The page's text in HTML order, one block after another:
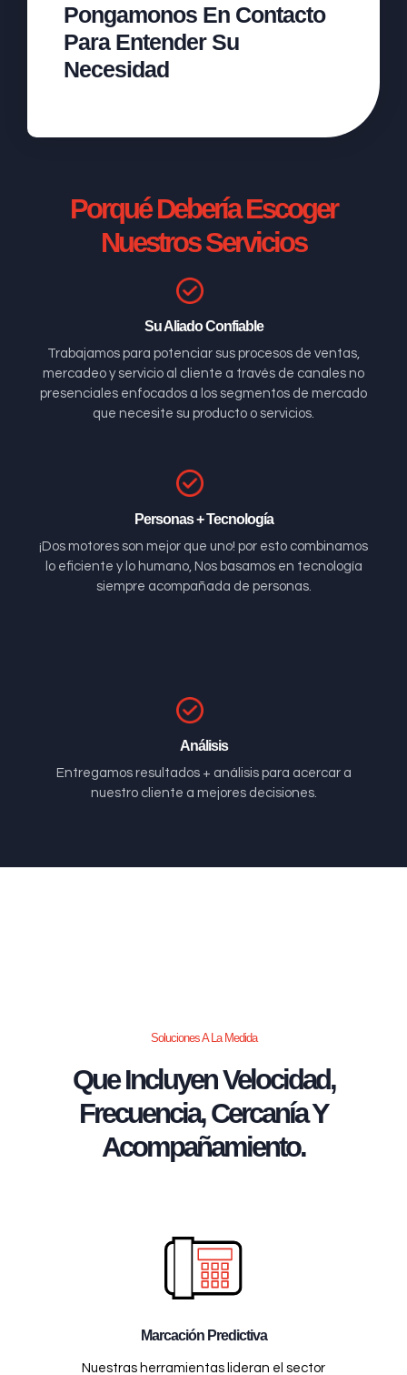
Pongamonos En Contacto
Para Entender Su
Necesidad
Porqué Debería Escoger
Nuestros Servicios
Su Aliado Confiable
Trabajamos para potenciar sus procesos de ventas,
mercadeo y servicio al cliente a través de canales no
presenciales enfocados a los segmentos de mercado
que necesite su producto o servicios.
Personas + Tecnología
¡Dos motores son mejor que uno! por esto combinamos
lo eficiente y lo humano, Nos basamos en tecnología
siempre acompañada de personas.
Análisis
Entregamos resultados + análisis para acercar a
nuestro cliente a mejores decisiones.
Soluciones A La Medida
Que Incluyen Velocidad,
Frecuencia, Cercanía Y
Acompañamiento.
Marcación Predictiva
Nuestras herramientas lideran el sector